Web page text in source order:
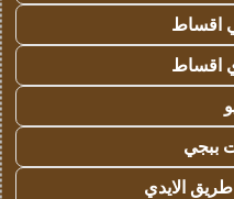
اقساط
اقساط
ببجي
الايدي